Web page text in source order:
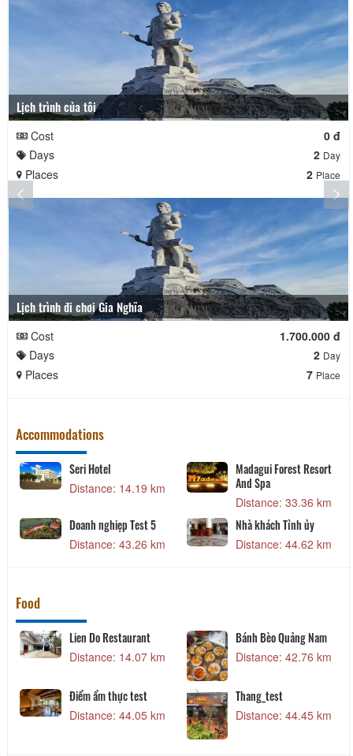
Lịch trình của tôi
Cost
0 đ
Days
2 Day
Places 2 Place
Lịch trình đi chơi Gia Nghĩa
Cost
1.700.000 đ
Days
2 Day
Places 7 Place
Accommodations
Seri Hotel
Distance: 14.19 km
Madagui Forest Resort
And Spa
Distance: 33.36 km
Doanh nghiẹp Test 5
Distance: 43.26 km
Nhà khách Tỉnh ủy
Distance: 44.62 km
Food
Lien Do Restaurant
Distance: 14.07 km
Bánh Bèo Quảng Nam
Distance: 42.76 km
Điểm ẩm thực test
Distance: 44.05 km
Thang_test
Distance: 44.45 km